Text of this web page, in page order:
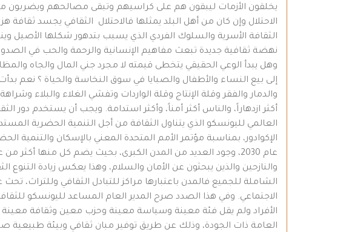
يخلقون الأزمات ليبقون هم على كراسيهم وتبقى مصالحهم ويضربون
الاحتلال وإن كان من أهل البلد يمثلها فالاحتلال الثقافي يجسد
الثقافة الأسرية والسلوك الفردي الذي يسبب بتدهور شكلها الأصيل
نهضة ثقافية جديدة تبعث مفاهيم الإنسانية والرحمة والحب في الصدور
وهل يبدأ الوعي الحقيقي يتخطى قيمته لا مجرد جني المال والجاه
إلى بيع النساء والأطفال والصبايا في سوق النخاسة والحياة ؟ نعم
والدمار والفقر وقلة الإنتاج وقلة الواردات وتفشي الغلاء والبلاء
أكثر ازدهاراً، والناس أكثر أمناً، وأكثر استدامة. ويجب أن يستخدم دور
العالمي لليونسكو الذي يتناول الثقافة من أجل التنمية الحضرية
عام 2030، وجود العديد من المدن الكبرى، بحيث يضم كل منها
والنازحين والذين يبحثون عن الأمان والسلام، وهذا يعكس زيادة
الشاملة للجميع فالمدن باعتبارها مراكز للتبادل الثقافي وللتراث،
الاجتماعي. وفي هذا الصدد صرح المدير العام المساعد لليونسكو
الأفراد ولم يقل فئة معينة وسياسة معينة وحزب معين وثقافة معينة
العامة ذات الجودة، وذلك عن طريق توفير مبان ثقافي وبيئة